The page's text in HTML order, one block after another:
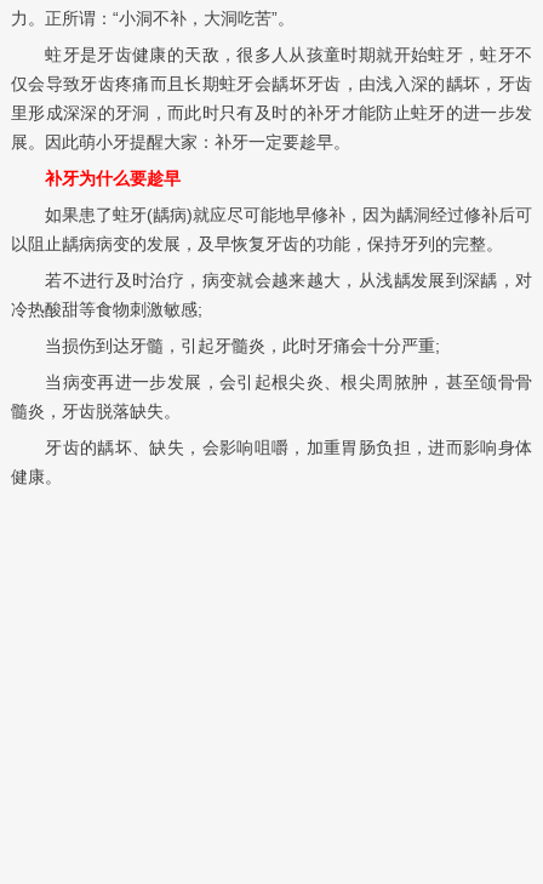
力。正所谓：“小洞不补，大洞吃苦”。
蛀牙是牙齿健康的天敌，很多人从孩童时期就开始蛀牙，蛀牙不
仅会导致牙齿疼痛而且长期蛀牙会龋坏牙齿，由浅入深的龋坏，牙齿
里形成深深的牙洞，而此时只有及时的补牙才能防止蛀牙的进一步发
展。因此萌小牙提醒大家：补牙一定要趁早。
补牙为什么要趁早
如果患了蛀牙(龋病)就应尽可能地早修补，因为龋洞经过修补后可
以阻止龋病病变的发展，及早恢复牙齿的功能，保持牙列的完整。
若不进行及时治疗，病变就会越来越大，从浅龋发展到深龋，对
冷热酸甜等食物刺激敏感;
当损伤到达牙髓，引起牙髓炎，此时牙痛会十分严重;
当病变再进一步发展，会引起根尖炎、根尖周脓肿，甚至颌骨骨
髓炎，牙齿脱落缺失。
牙齿的龋坏、缺失，会影响咀嚼，加重胃肠负担，进而影响身体
健康。